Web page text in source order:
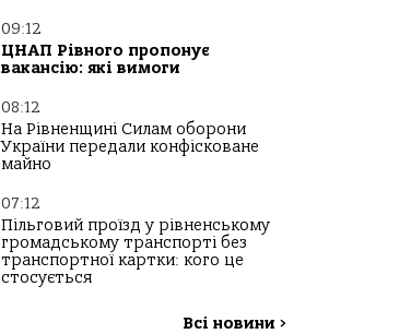
09:12
ЦНАП Рівного пропонує
вакансію: які вимоги
08:12
На Рівненщині Силам оборони
України передали конфісковане
майно
07:12
Пільговий проїзд у рівненському
громадському транспорті без
транспортної картки: кого це
стосується
Всі новини >